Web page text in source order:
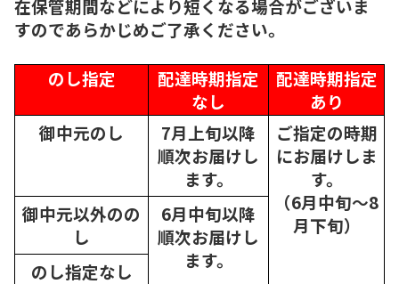
在保管期間などにより短くなる場合がございま
すのであらかじめご了承ください。
のし指定
配達時期指定
なし
配達時期指定
あり
御中元のし
7月上旬以降
順次お届けし
ます。
ご指定の時期
にお届けしま
す。
（6月中旬～8
月下旬）
御中元以外のの
し
6月中旬以降
順次お届けし
ます。
のし指定なし